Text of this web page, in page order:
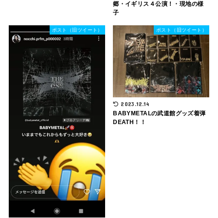
郷・イギリス４公演！・現地の様
子
ポスト（旧ツイート） ポスト（旧ツイート）
2023.12.14
BABYMETALの武道館グッズ着弾
DEATH！！